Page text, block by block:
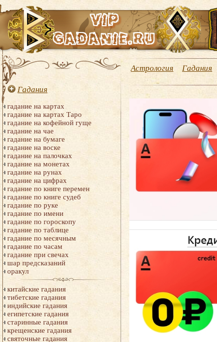
Гадания
гадание на картах
гадание на картах Таро
гадание на кофейной гуще
гадание на чае
гадание на бумаге
гадание на воске
гадание на палочках
гадание на монетах
гадание на рунах
гадание на цифрах
гадание по книге перемен
гадание по книге судеб
гадание по руке
гадание по имени
гадание по гороскопу
гадание по таблице
гадание по месячным
гадание по часам
гадание при свечах
шар предсказаний
оракул
китайские гадания
тибетские гадания
индийские гадания
египетские гадания
старинные гадания
крещенские гадания
святочные гадания
Астрология Гадания